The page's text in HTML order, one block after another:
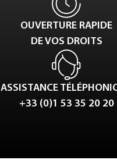
OUVERTURE RAPIDE
DE VOS DROITS
ASSISTANCE
+33 (0)1 53 35 20 20